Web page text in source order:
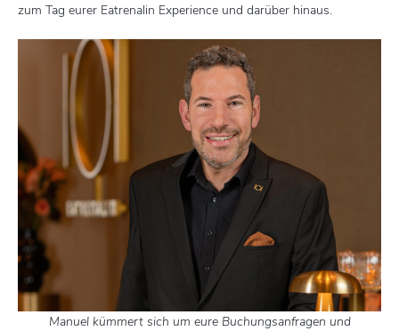
zum Tag eurer Eatrenalin Experience und darüber hinaus.
Manuel kümmert sich um eure Buchungsanfragen und